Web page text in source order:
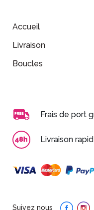
Accueil
Livraison
Boucles
Frais de port
Livraison
Suivez nous